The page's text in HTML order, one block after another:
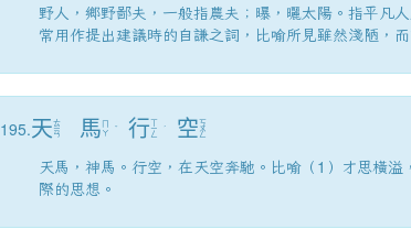
野人，鄉野鄙夫，一般指農夫；曝，曬太陽。指平凡
常用作提出建議時的自謙之詞，比喻所見雖然淺陋，
195.天ㄊ
ㄧ
ㄢ 馬 ㄚ
ˇ 行 ㄧ
ㄥ
ˊ 空 ㄎ
ㄨ
ㄥ
天馬，神馬。行空，在天空奔馳。比喻（1）才思橫
際的思想。